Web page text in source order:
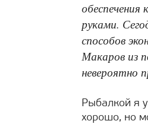
руками.
способов
Макаров из
невероятно
Рыбалкой я
хорошо, но